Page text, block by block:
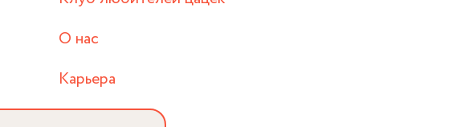
О нас
Карьера